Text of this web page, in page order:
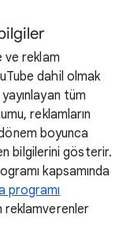
ve reklam
dahil olmak
tüm
reklamların
boyunca
bilgilerini gösterir.
kapsamında
programı
reklamverenler